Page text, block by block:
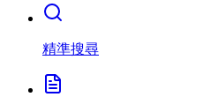
精準搜尋